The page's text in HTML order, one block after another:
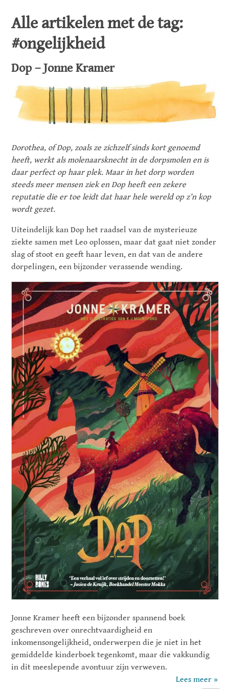
Alle artikelen met de tag:
#ongelijkheid
Dop – Jonne Kramer
Dorothea, of Dop, zoals ze zichzelf sinds kort genoemd
heeft, werkt als molenaarsknecht in de dorpsmolen en is
daar perfect op haar plek. Maar in het dorp worden
steeds meer mensen ziek en Dop heeft een zekere
reputatie die er toe leidt dat haar hele wereld op z’n kop
wordt gezet.
Uiteindelijk kan Dop het raadsel van de mysterieuze
ziekte samen met Leo oplossen, maar dat gaat niet zonder
slag of stoot en geeft haar leven, en dat van de andere
dorpelingen, een bijzonder verassende wending.
Jonne Kramer heeft een bijzonder spannend boek
geschreven over onrechtvaardigheid en
inkomensongelijkheid, onderwerpen die je niet in het
gemiddelde kinderboek tegenkomt, maar die vakkundig
in dit meeslepende avontuur zijn verweven.
Lees meer »